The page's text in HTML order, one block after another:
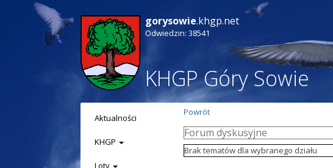
gorysowie.khgp.net
Odwiedzin: 38541
KHGP Góry Sowie
Aktualności
KHGP
Loty
Powrót
Forum dyskusyjne
Brak tematów dla wybranego działu